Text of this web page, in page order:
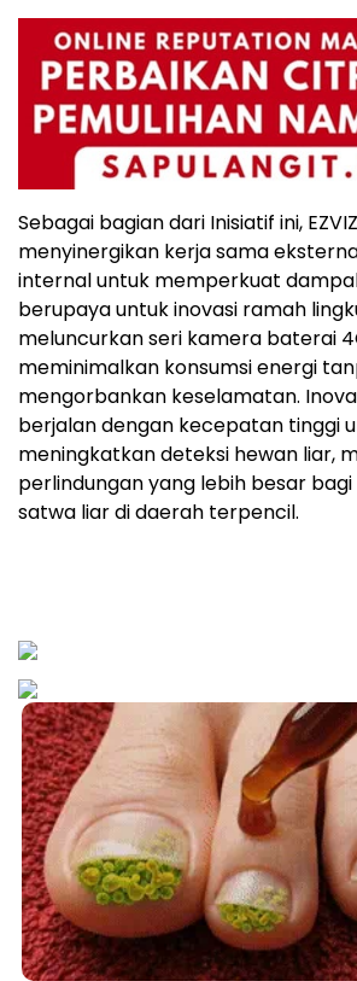
Sebagai bagian dari Inisiatif ini,
menyinergikan kerja sama
internal untuk memperkuat
berupaya untuk inovasi ramah
meluncurkan seri kamera baterai
meminimalkan konsumsi energi
mengorbankan keselamatan.
berjalan dengan kecepatan tinggi
meningkatkan deteksi hewan liar,
perlindungan yang lebih besar
satwa liar di daerah terpencil.